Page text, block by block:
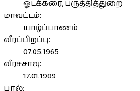
ஓடக்கரை, பருத்தித்துறை
மாவட்டம்:
யாழ்ப்பாணம்
வீரப்பிறப்பு:
07.05.1965
வீரச்சாவு:
17.01.1989
பால்: